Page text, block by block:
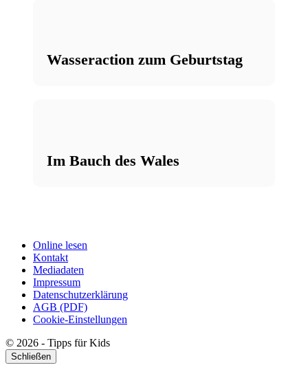
Wasseraction zum Geburtstag
Im Bauch des Wales
Online lesen
Kontakt
Mediadaten
Impressum
Datenschutzerklärung
AGB (PDF)
Cookie-Einstellungen
© 2026 - Tipps für Kids
Schließen